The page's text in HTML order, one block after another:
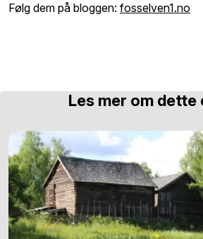
Følg dem på bloggen: fosselven1.no
Les mer om dette